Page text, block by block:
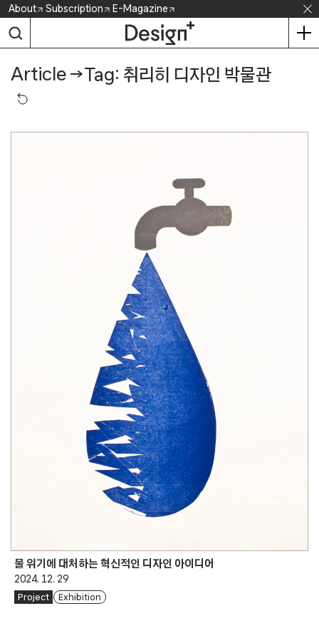
Skip
content
About Subscription E-Magazine
Article →Tag: 취리히 디자인 박물관
물 위기에 대처하는 혁신적인 디자인 아이디어
2024. 12. 29
Project Exhibition